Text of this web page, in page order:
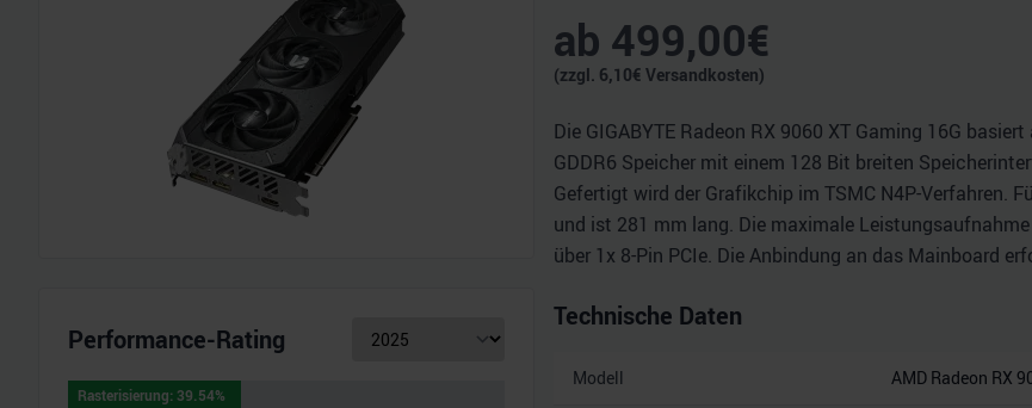
Performance-Rating
Rasterisierung: 39.54%
Rasterisierung: 39.54%
ab 499,00€
(zzgl. 6,10€ Versandkosten)
Die GIGABYTE Radeon RX 9060 XT Gaming 16G
GDDR6 Speicher mit einem 128 Bit breiten
Gefertigt wird der Grafikchip im TSMC N4P-Verfahren.
und ist 281 mm lang. Die maximale
über 1x 8-Pin PCIe. Die Anbindung an das Mainboard
Technische Daten
Modell AMD Radeon RX